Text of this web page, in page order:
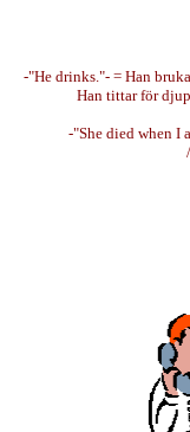
-"He drinks."- = Han
Han tittar för
-"She died when I